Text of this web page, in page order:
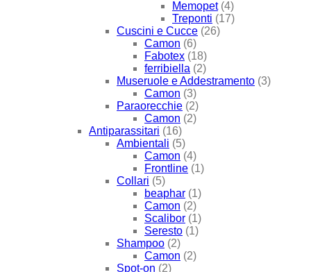
Memopet (4)
Treponti (17)
Cuscini e Cucce (26)
Camon (6)
Fabotex (18)
ferribiella (2)
Museruole e Addestramento (3)
Camon (3)
Paraorecchie (2)
Camon (2)
Antiparassitari (16)
Ambientali (5)
Camon (4)
Frontline (1)
Collari (5)
beaphar (1)
Camon (2)
Scalibor (1)
Seresto (1)
Shampoo (2)
Camon (2)
Spot-on (2)